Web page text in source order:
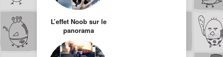
L’effet Noob sur le
panorama
télévisuel Français